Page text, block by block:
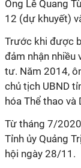
Ông Lê Quang
12 (dự khuyết)
Trước khi được
đảm nhận nhiều
tư. Năm 2014,
chủ tịch UBND
hóa Thể thao và
Từ tháng 7/
Tỉnh ủy Quảng
hội ngày 28/11.